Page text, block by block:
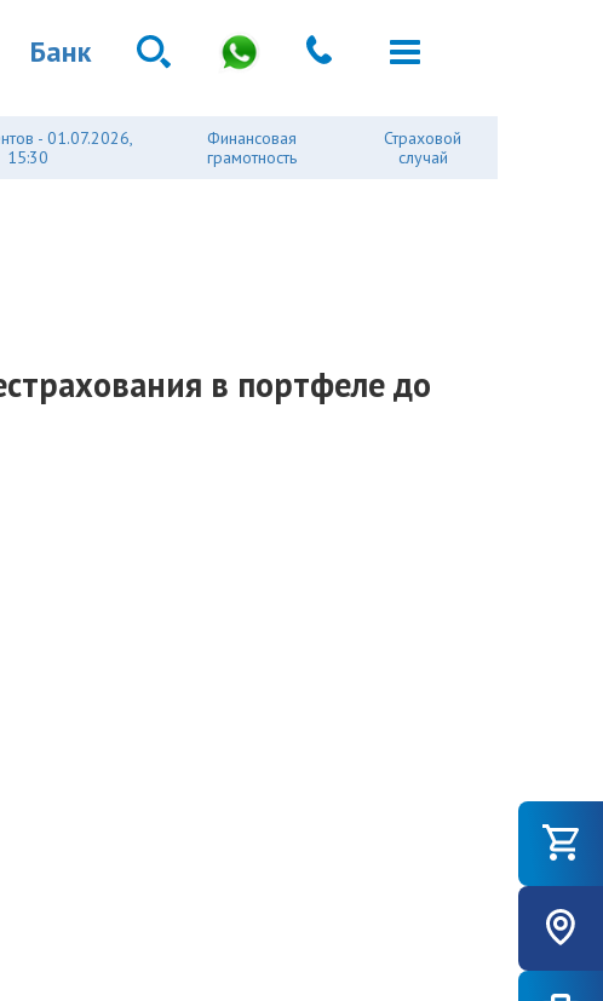
Банк
- 01.07.2026,
15:30
Финансовая
грамотность
Страховой
случай
в портфеле до